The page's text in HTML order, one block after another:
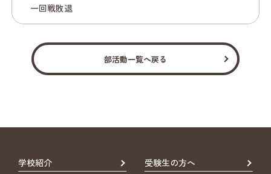
一回戦敗退
2017年10月4日
平成29年度 新人ソフトテニス大会（ダブルス）備西
藤井・水香ペア 1回戦敗退
部活動一覧へ戻る
学校紹介 受験生の方へ